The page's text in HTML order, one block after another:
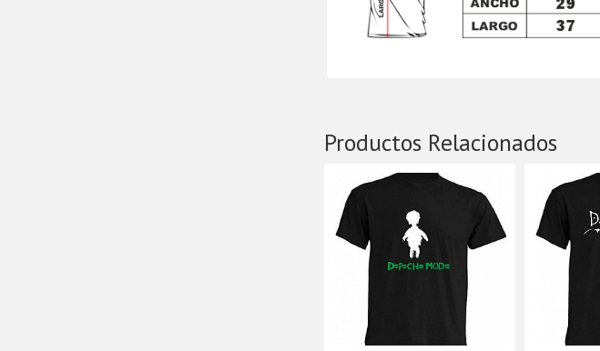
Productos Relacionados